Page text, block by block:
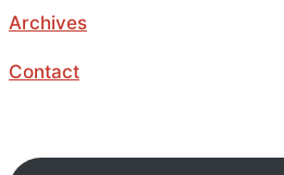
Archives
Contact